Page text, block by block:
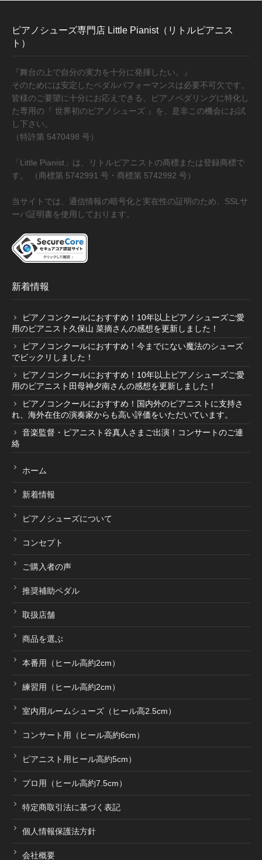
特定商取引法に基づく表記
ピアノシューズ専門店 Little Pianist（リトルピアニス
ト）
『舞台の上で自分の実力を十分に発揮したい。』
そのためには安定したペダルパフォーマンスは必要不可欠です。
皆様のご要望に十分にお応えできる、ピアノペダリングに特化し
た専用の『 世界初のピアノシューズ 』を、是非この機会にお試
し下さい。
（特許第 5470498 号）
「Little Pianist」は、リトルピアニストの商標または登録商標で
す。 （商標第 5742991 号・商標第 5742992 号）
当サイトでは、通信情報の暗号化と実在性の証明のため、SSLサ
ーバ証明書を使用しております。
新着情報
ピアノコンクールにおすすめ！10年以上ピアノシューズご愛
用のピアニスト久保山 菜摘さんの感想を更新しました！
ピアノコンクールにおすすめ！今までにない魔法のシューズ
でビックリしました！
ピアノコンクールにおすすめ！10年以上ピアノシューズご愛
用のピアニスト田母神夕南さんの感想を更新しました！
ピアノコンクールにおすすめ！国内外のピアニストに支持さ
れ、海外在住の演奏家からも高い評価をいただいています。
音楽監督・ピアニスト谷真人さまご出演！コンサートのご連
絡
ホーム
新着情報
ピアノシューズについて
コンセプト
ご購入者の声
推奨補助ペダル
取扱店舗
商品を選ぶ
本番用（ヒール高約2cm）
練習用（ヒール高約2cm）
室内用ルームシューズ（ヒール高2.5cm）
コンサート用（ヒール高約6cm）
ピアニスト用ヒール高約5cm）
プロ用（ヒール高約7.5cm）
特定商取引法に基づく表記
個人情報保護法方針
会社概要